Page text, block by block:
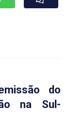
do
na Sul-